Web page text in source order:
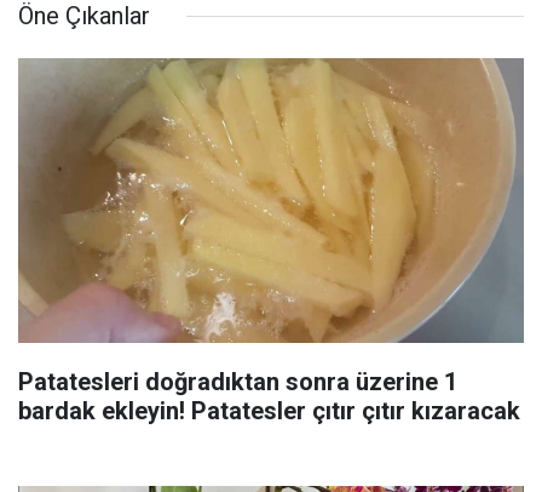
Öne Çıkanlar
Patatesleri doğradıktan sonra üzerine 1
bardak ekleyin! Patatesler çıtır çıtır kızaracak